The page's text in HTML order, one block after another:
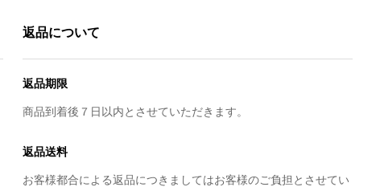
返品について
返品期限
商品到着後７日以内とさせていただきます。
返品送料
お客様都合による返品につきましてはお客様のご負担とさせてい